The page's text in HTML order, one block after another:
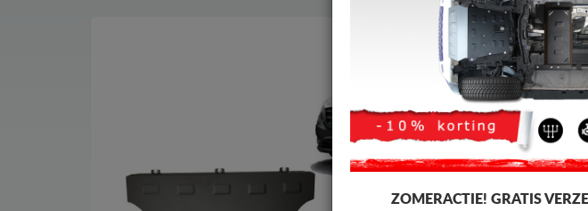
ZOMERACTIE! GRATIS